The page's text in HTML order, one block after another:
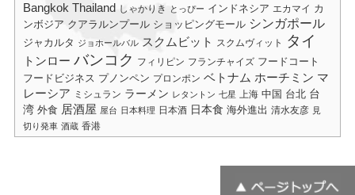
Bangkok Thailand しゃかりき とっぴー インドネシア エカマイ カ
ンボジア クアラルンプール ショッピングモール シンガポール
ジャカルタ ジョホールバル スクムビット スクムヴィット タイ
トンロー バンコク フィリピン フランチャイズ フードコート
フードビジネス プノンペン プロンポン ベトナム ホーチミン マ
レーシア ミシュラン ラーメン レタントン 七星 上海 中国 台北 台
湾 外食 居酒屋 屋台 日本料理 日本酒 日本食 海外進出 清水友彦 見
切り発車 酒蔵 香港